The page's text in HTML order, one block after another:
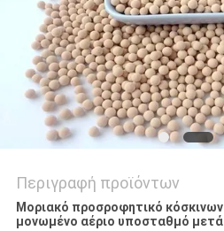
PRIVACY
POLICY
Περιγραφή προϊόντων
Μοριακό προσροφητικό
μονωμένο αέριο υποσταθμό